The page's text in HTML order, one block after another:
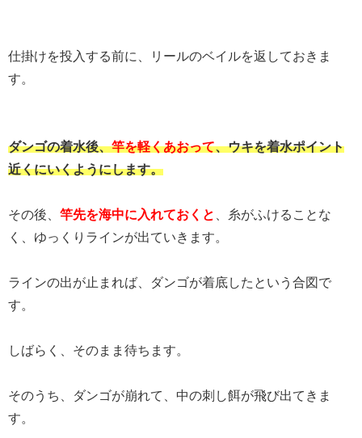
仕掛けを投入する前に、リールのベイルを返しておきま
す。
ダンゴの着水後、竿を軽くあおって、ウキを着水ポイント
近くにいくようにします。
その後、 竿先を海中に入れておくと
、糸がふけることな
く、ゆっくりラインが出ていきます。
ラインの出が止まれば、ダンゴが着底したという合図で
す。
しばらく、そのまま待ちます。
そのうち、ダンゴが崩れて、中の刺し餌が飛び出てきま
す。